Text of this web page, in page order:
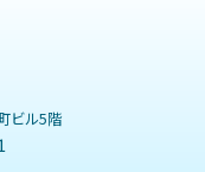
ビル5階